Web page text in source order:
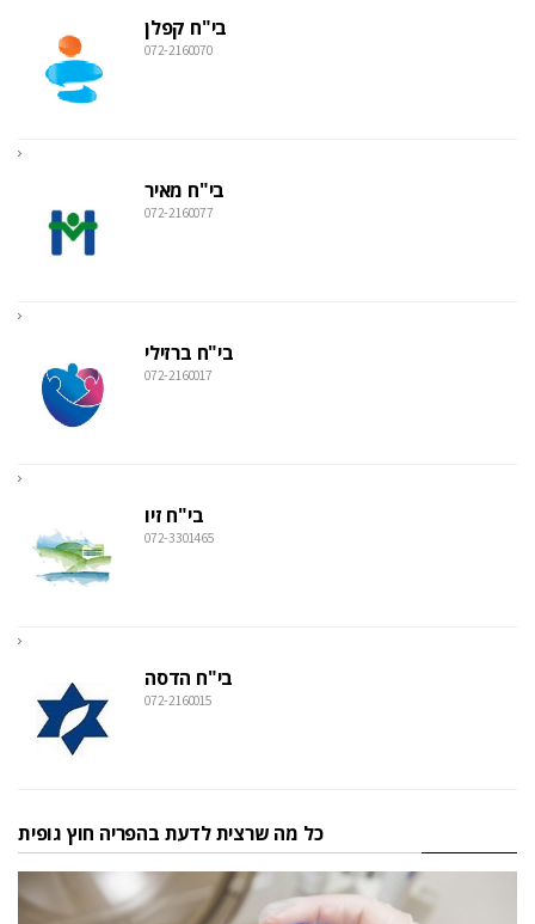
בי"ח קפלן
072-2160070
בי"ח מאיר
072-2160077
בי"ח ברזילי
072-2160017
בי"ח זיו
072-3301465
בי"ח הדסה
072-2160015
כל מה שרצית לדעת בהפריה חוץ גופית